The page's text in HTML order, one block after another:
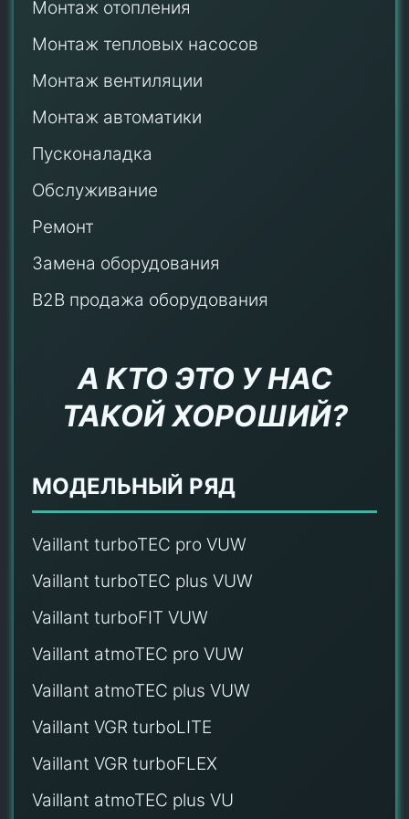
Монтаж отопления
Монтаж тепловых насосов
Монтаж вентиляции
Монтаж автоматики
Пусконаладка
Обслуживание
Ремонт
Замена оборудования
B2B продажа оборудования
А КТО ЭТО У НАС
ТАКОЙ ХОРОШИЙ?
МОДЕЛЬНЫЙ РЯД
Vaillant turboTEC pro VUW
Vaillant turboTEC plus VUW
Vaillant turboFIT VUW
Vaillant atmoTEC pro VUW
Vaillant atmoTEC plus VUW
Vaillant VGR turboLITE
Vaillant VGR turboFLEX
Vaillant atmoTEC plus VU